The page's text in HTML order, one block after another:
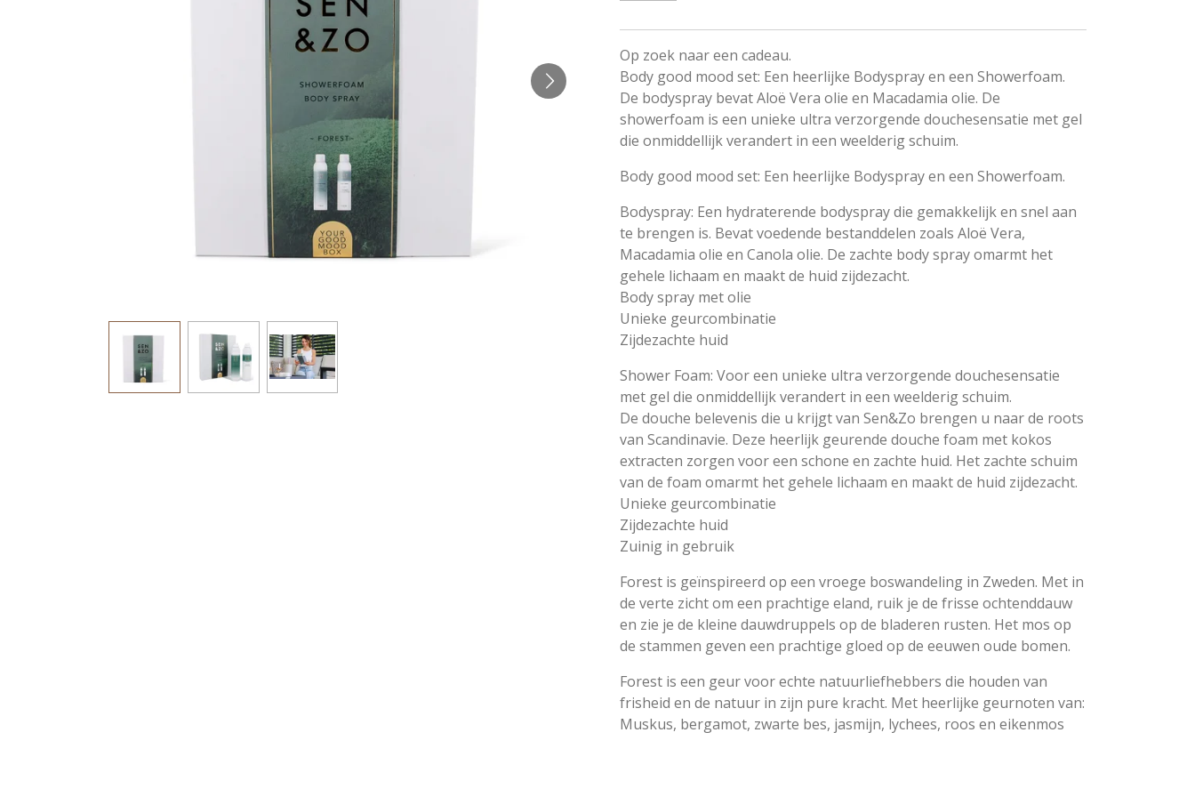
Op zoek naar een cadeau.
Body good mood set: Een heerlijke Bodyspray en een Showerfoam.
De bodyspray bevat Aloë Vera olie en Macadamia olie. De
showerfoam is een unieke ultra verzorgende douchesensatie met gel
die onmiddellijk verandert in een weelderig schuim.
Body good mood set: Een heerlijke Bodyspray en een Showerfoam.
Bodyspray: Een hydraterende bodyspray die gemakkelijk en snel aan
te brengen is. Bevat voedende bestanddelen zoals Aloë Vera,
Macadamia olie en Canola olie. De zachte body spray omarmt het
gehele lichaam en maakt de huid zijdezacht.
Body spray met olie
Unieke geurcombinatie
Zijdezachte huid
Shower Foam: Voor een unieke ultra verzorgende douchesensatie
met gel die onmiddellijk verandert in een weelderig schuim.
De douche belevenis die u krijgt van Sen&Zo brengen u naar de roots
van Scandinavie. Deze heerlijk geurende douche foam met kokos
extracten zorgen voor een schone en zachte huid. Het zachte schuim
van de foam omarmt het gehele lichaam en maakt de huid zijdezacht.
Unieke geurcombinatie
Zijdezachte huid
Zuinig in gebruik
Forest is geïnspireerd op een vroege boswandeling in Zweden. Met in
de verte zicht om een prachtige eland, ruik je de frisse ochtenddauw
en zie je de kleine dauwdruppels op de bladeren rusten. Het mos op
de stammen geven een prachtige gloed op de eeuwen oude bomen.
Forest is een geur voor echte natuurliefhebbers die houden van
frisheid en de natuur in zijn pure kracht. Met heerlijke geurnoten van:
Muskus, bergamot, zwarte bes, jasmijn, lychees, roos en eikenmos